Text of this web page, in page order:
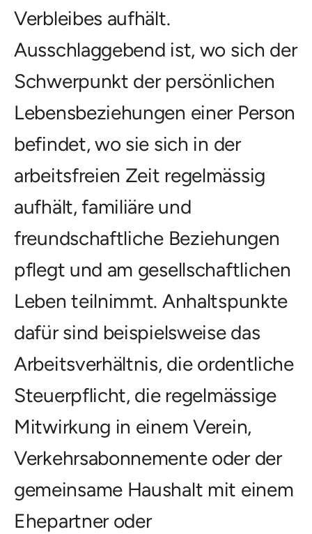
Verbleibes aufhält.
Ausschlaggebend ist, wo sich der
Schwerpunkt der persönlichen
Lebensbeziehungen einer Person
befindet, wo sie sich in der
arbeitsfreien Zeit regelmässig
aufhält, familiäre und
freundschaftliche Beziehungen
pflegt und am gesellschaftlichen
Leben teilnimmt. Anhaltspunkte
dafür sind beispielsweise das
Arbeitsverhältnis, die ordentliche
Steuerpflicht, die regelmässige
Mitwirkung in einem Verein,
Verkehrsabonnemente oder der
gemeinsame Haushalt mit einem
Ehepartner oder